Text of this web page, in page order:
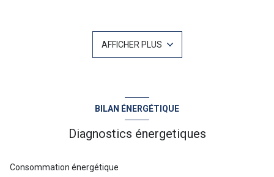
l'achat d'un bien immobilier. Son cadre idyllique, son eau cristalline
et son ambiance paisible en font un lieu recherché tant pour une
résidence principale que pour un investissement locatif
Découvrez nos biens en vente sur notre site
bénéficiez de notre expertise pour concrétiser votre projet
immobilier dans ce quartier d'exception.
Situé sur les hauteurs de la très prisée plage de Saint-Clair, ce bien
privilégié avec une vue dégagée sur les collines et la mer.
Il se compose d'une pièce de vie climatisée avec cuisine, d'un coin
AFFICHER PLUS
BILAN ÉNERGÉTIQUE
Diagnostics énergetiques
Consommation énergétique